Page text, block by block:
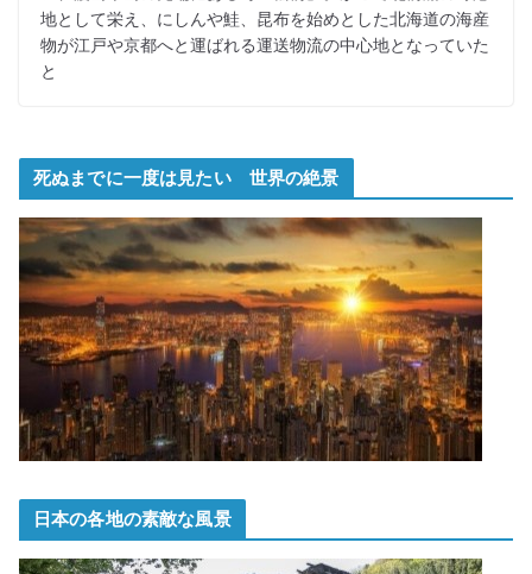
地として栄え、にしんや鮭、昆布を始めとした北海道の海産
物が江戸や京都へと運ばれる運送物流の中心地となっていた
と
死ぬまでに一度は見たい 世界の絶景
日本の各地の素敵な風景